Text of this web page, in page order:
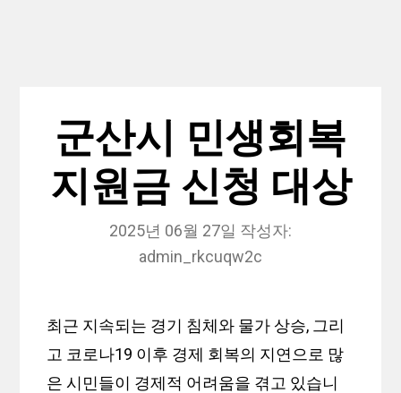
군산시 민생회복
지원금 신청 대상
2025년 06월 27일 작성자:
admin_rkcuqw2c
최근 지속되는 경기 침체와 물가 상승, 그리
고 코로나19 이후 경제 회복의 지연으로 많
은 시민들이 경제적 어려움을 겪고 있습니